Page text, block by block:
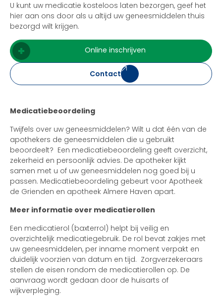
U kunt uw medicatie kosteloos laten bezorgen, geef het
hier aan ons door als u altijd uw geneesmiddelen thuis
bezorgd wilt krijgen.
Online inschrijven
Contact
Medicatiebeoordeling
Twijfels over uw geneesmiddelen? Wilt u dat één van de
apothekers de geneesmiddelen die u gebruikt
beoordeelt? Een medicatiebeoordeling geeft overzicht,
zekerheid en persoonlijk advies. De apotheker kijkt
samen met u of uw geneesmiddelen nog goed bij u
passen. Medicatiebeoordeling gebeurt voor Apotheek
de Grienden en apotheek Almere Haven apart.
Meer informatie over medicatierollen
Een medicatierol (baxterrol) helpt bij veilig en
overzichtelijk medicatiegebruik. De rol bevat zakjes met
uw geneesmiddelen, per inname moment verpakt en
duidelijk voorzien van datum en tijd. Zorgverzekeraars
stellen de eisen rondom de medicatierollen op. De
aanvraag wordt gedaan door de huisarts of
wijkverpleging.